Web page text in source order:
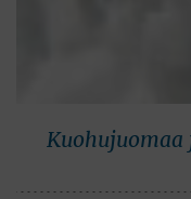
Kuohujuomaa